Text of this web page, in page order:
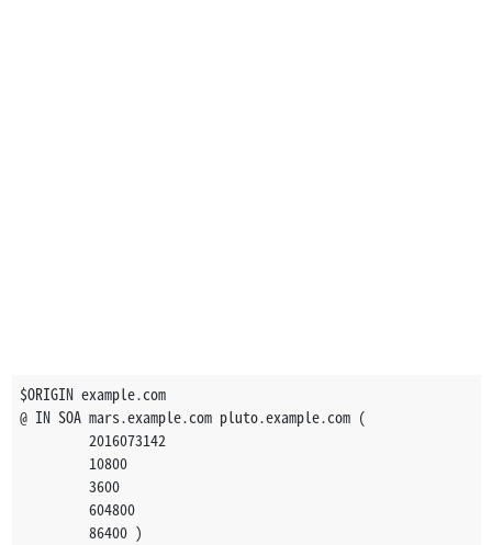
$ORIGIN example.com
@ IN SOA mars.example.com pluto.example.com (
         2016073142
         10800
         3600
         604800
         86400 )